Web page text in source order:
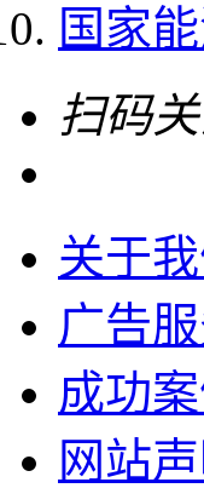
国家
扫码
关于我
广告
成功案
网站